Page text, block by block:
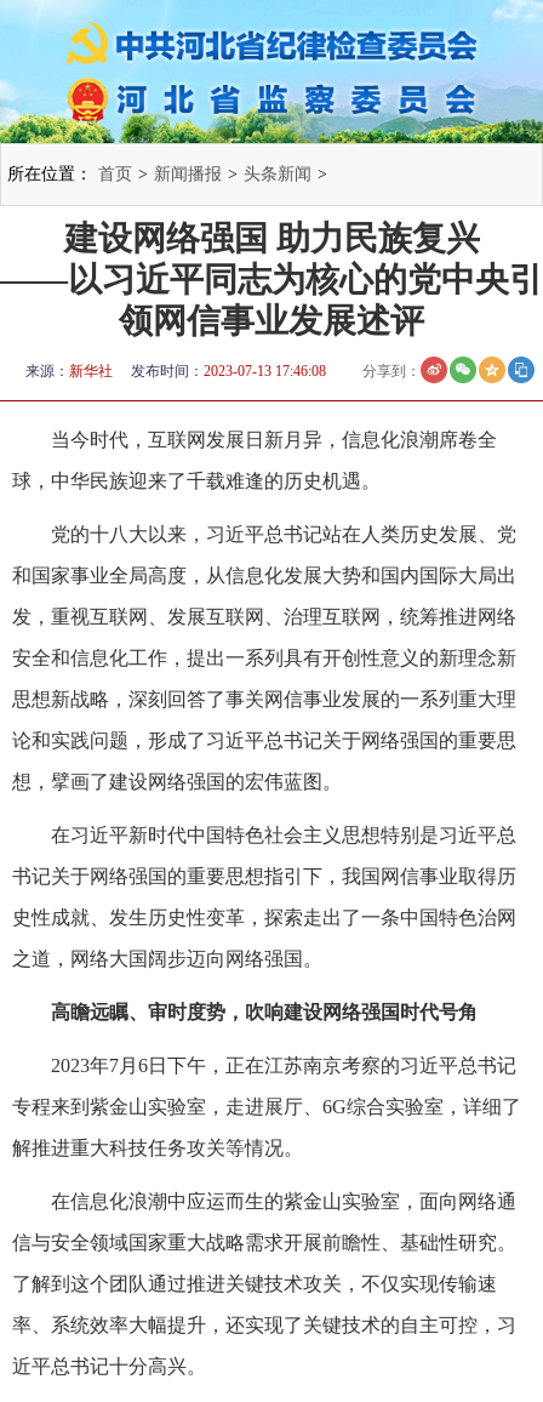
所在位置： 首页 > 新闻播报 > 头条新闻 >
建设网络强国 助力民族复兴
——以习近平同志为核心的党中央引
领网信事业发展述评
来源： 新华社 发布时间： 2023-07-13 17:46:08 分享到：
当今时代，互联网发展日新月异，信息化浪潮席卷全
球，中华民族迎来了千载难逢的历史机遇。
党的十八大以来，习近平总书记站在人类历史发展、党
和国家事业全局高度，从信息化发展大势和国内国际大局出
发，重视互联网、发展互联网、治理互联网，统筹推进网络
安全和信息化工作，提出一系列具有开创性意义的新理念新
思想新战略，深刻回答了事关网信事业发展的一系列重大理
论和实践问题，形成了习近平总书记关于网络强国的重要思
想，擘画了建设网络强国的宏伟蓝图。
在习近平新时代中国特色社会主义思想特别是习近平总
书记关于网络强国的重要思想指引下，我国网信事业取得历
史性成就、发生历史性变革，探索走出了一条中国特色治网
之道，网络大国阔步迈向网络强国。
高瞻远瞩、审时度势，吹响建设网络强国时代号角
2023年7月6日下午，正在江苏南京考察的习近平总书记
专程来到紫金山实验室，走进展厅、6G综合实验室，详细了
解推进重大科技任务攻关等情况。
在信息化浪潮中应运而生的紫金山实验室，面向网络通
信与安全领域国家重大战略需求开展前瞻性、基础性研究。
了解到这个团队通过推进关键技术攻关，不仅实现传输速
率、系统效率大幅提升，还实现了关键技术的自主可控，习
近平总书记十分高兴。